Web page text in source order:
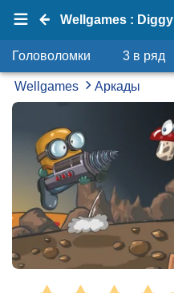
Wellgames : Diggy
Головоломки 3 в ряд
Wellgames Аркады